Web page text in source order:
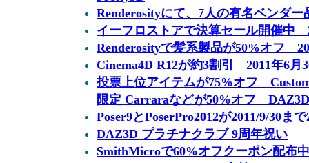
Renderosityにて、7人の有名ベンダー
イーフロストアで決算セール開催中
Renderosityで髪系製品が50%オフ
Cinema4D R12が約3割引 2011年6月
投票上位アイテムが75%オフ
限定 Carraraなどが50%オフ DAZ3D
Poser9とPoserPro2012が2011/9/30ま
DAZ3D プラチナクラブ 9周年祝い
SmithMicroで60%オフクーポン配布